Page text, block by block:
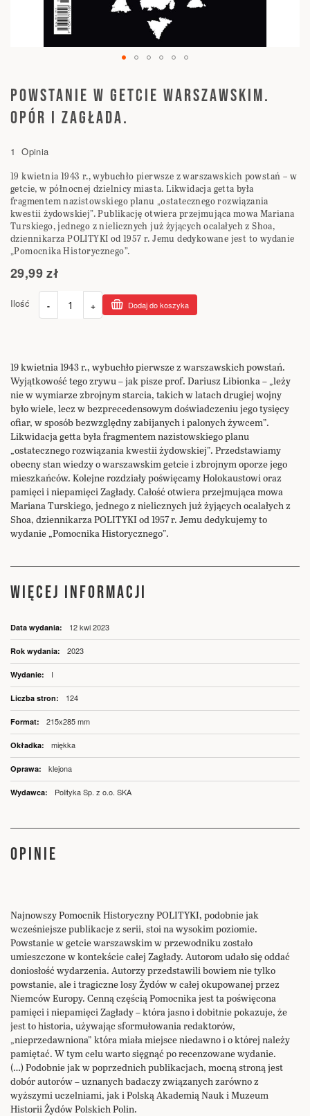
na
początek
galerii
POWSTANIE W GETCIE WARSZAWSKIM.
OPÓR I ZAGŁADA.
1 Opinia
19 kwietnia 1943 r., wybuchło pierwsze z warszawskich powstań – w
getcie, w północnej dzielnicy miasta. Likwidacja getta była
fragmentem nazistowskiego planu „ostatecznego rozwiązania
kwestii żydowskiej”. Publikację otwiera przejmująca mowa Mariana
Turskiego, jednego z nielicznych już żyjących ocalałych z Shoa,
dziennikarza POLITYKI od 1957 r. Jemu dedykowane jest to wydanie
„Pomocnika Historycznego”.
29,99 zł
Ilość - + Dodaj do koszyka
19 kwietnia 1943 r., wybuchło pierwsze z warszawskich powstań.
Wyjątkowość tego zrywu – jak pisze prof. Dariusz Libionka – „leży
nie w wymiarze zbrojnym starcia, takich w latach drugiej wojny
było wiele, lecz w bezprecedensowym doświadczeniu jego tysięcy
ofiar, w sposób bezwzględny zabijanych i palonych żywcem”.
Likwidacja getta była fragmentem nazistowskiego planu
„ostatecznego rozwiązania kwestii żydowskiej”. Przedstawiamy
obecny stan wiedzy o warszawskim getcie i zbrojnym oporze jego
mieszkańców. Kolejne rozdziały poświęcamy Holokaustowi oraz
pamięci i niepamięci Zagłady. Całość otwiera przejmująca mowa
Mariana Turskiego, jednego z nielicznych już żyjących ocalałych z
Shoa, dziennikarza POLITYKI od 1957 r. Jemu dedykujemy to
wydanie „Pomocnika Historycznego”.
WIĘCEJ INFORMACJI
Więcej
informacji
12 kwi 2023
2023
I
124
215x285 mm
miękka
klejona
Polityka Sp. z o.o. SKA
OPINIE
Najnowszy Pomocnik Historyczny POLITYKI, podobnie jak
wcześniejsze publikacje z serii, stoi na wysokim poziomie.
Powstanie w getcie warszawskim w przewodniku zostało
umieszczone w kontekście całej Zagłady. Autorom udało się oddać
doniosłość wydarzenia. Autorzy przedstawili bowiem nie tylko
powstanie, ale i tragiczne losy Żydów w całej okupowanej przez
Niemców Europy. Cenną częścią Pomocnika jest ta poświęcona
pamięci i niepamięci Zagłady – która jasno i dobitnie pokazuje, że
jest to historia, używając sformułowania redaktorów,
„nieprzedawniona” która miała miejsce niedawno i o której należy
pamiętać. W tym celu warto sięgnąć po recenzowane wydanie.
(…) Podobnie jak w poprzednich publikacjach, mocną stroną jest
dobór autorów – uznanych badaczy związanych zarówno z
wyższymi uczelniami, jak i Polską Akademią Nauk i Muzeum
Historii Żydów Polskich Polin.